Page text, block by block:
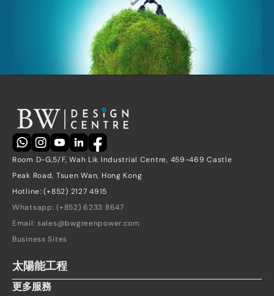
Room D-G,5/F, Wah Lik Industrial Centre, 459-469 Castle
Peak Road, Tsuen Wan, Hong Kong
Hotline: (+852) 2127 4915
Whatsapp: (+852) 6233 8647
Email: sales@bwgreenpower.com
Business Sites
太陽能工程
更多服務